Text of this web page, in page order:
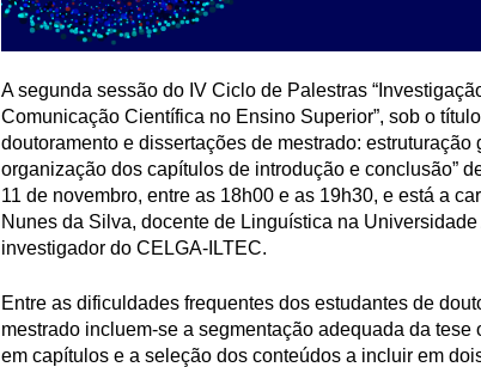
A segunda sessão do IV Ciclo de Palestras
Comunicação Científica no Ensino Superior”, sob o título
doutoramento e dissertações de mestrado: estruturação
organização dos capítulos de introdução e conclusão”
11 de novembro, entre as 18h00 e as 19h30, e está a
Nunes da Silva, docente de Linguística na Universidade
investigador do CELGA-ILTEC.
Entre as dificuldades frequentes dos estudantes de
mestrado incluem-se a segmentação adequada da tese
em capítulos e a seleção dos conteúdos a incluir em